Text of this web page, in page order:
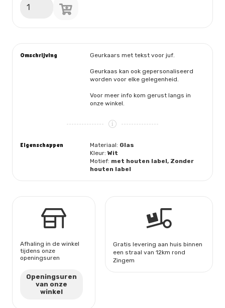
met
Omschrijving Geurkaars met tekst voor juf.
Geurkaas kan ook gepersonaliseerd
worden voor elke gelegenheid.
Voor meer info kom gerust langs in
onze winkel.
Eigenschappen Materiaal: Glas
Kleur:Wit
Motief: met houten label, Zonder
houten label
Afhaling in de winkel
tijdens onze
openingsuren
Openingsuren
van onze
winkel
Gratis levering aan huis binnen
een straal van 12km rond
Zingem